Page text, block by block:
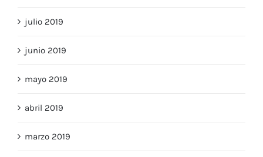
julio 2019
junio 2019
mayo 2019
abril 2019
marzo 2019